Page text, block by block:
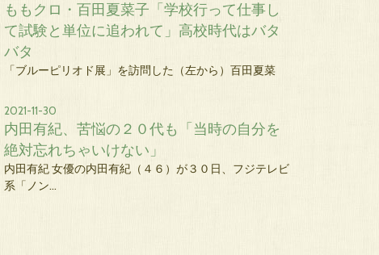
ももクロ・百田夏菜子「学校行って仕事し
て試験と単位に追われて」高校時代はバタ
バタ
「ブルーピリオド展」を訪問した（左から）百田夏菜
2021-11-30
内田有紀、苦悩の２０代も「当時の自分を
絶対忘れちゃいけない」
内田有紀 女優の内田有紀（４６）が３０日、フジテレビ
系「ノン…